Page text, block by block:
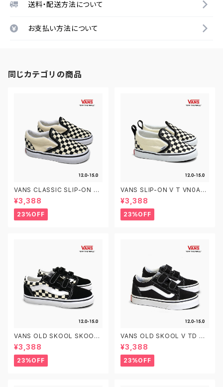
送料・配送方法について
お支払い方法について
同じカテゴリの商品
VANS CLASSIC SLIP-ON T
VN000EX8BWW CHECKER
BOARD 12.0-15.0 ヴァンズ ク
ラシック スリッポン ベビーシュ
ーズ
¥3,388
23%OFF
VANS SLIP-ON V T VN0A3
4885GX CHECKERBOARD
BLACK/WHITE 12.0-15.0 ヴ
ァンズ クラシック スリッポン ベ
ルクロ ベビーシューズ
¥3,388
23%OFF
VANS OLD SKOOL SKOOL
V TD VN0A38JNP0S PRIM
ARY CHECK BLACK/WHITE
12.0-15.0 ヴァンズ オールドス
クール ベルクロ ベビーシューズ
¥3,388
23%OFF
VANS OLD SKOOL V TD VN
000D3YBLK BLACK/WHITE
12.0-15.0 ヴァンズ オールドス
クール ベルクロ ベビーシューズ
¥3,388
23%OFF